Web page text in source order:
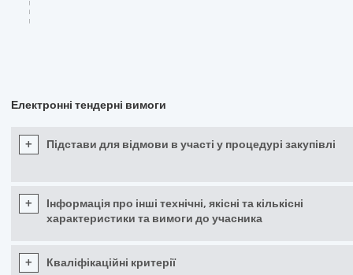
Електронні тендерні вимоги
+ Підстави для відмови в участі у процедурі закупівлі
+
Інформація про інші технічні, якісні та кількісні
характеристики та вимоги до учасника
+ Кваліфікаційні критерії